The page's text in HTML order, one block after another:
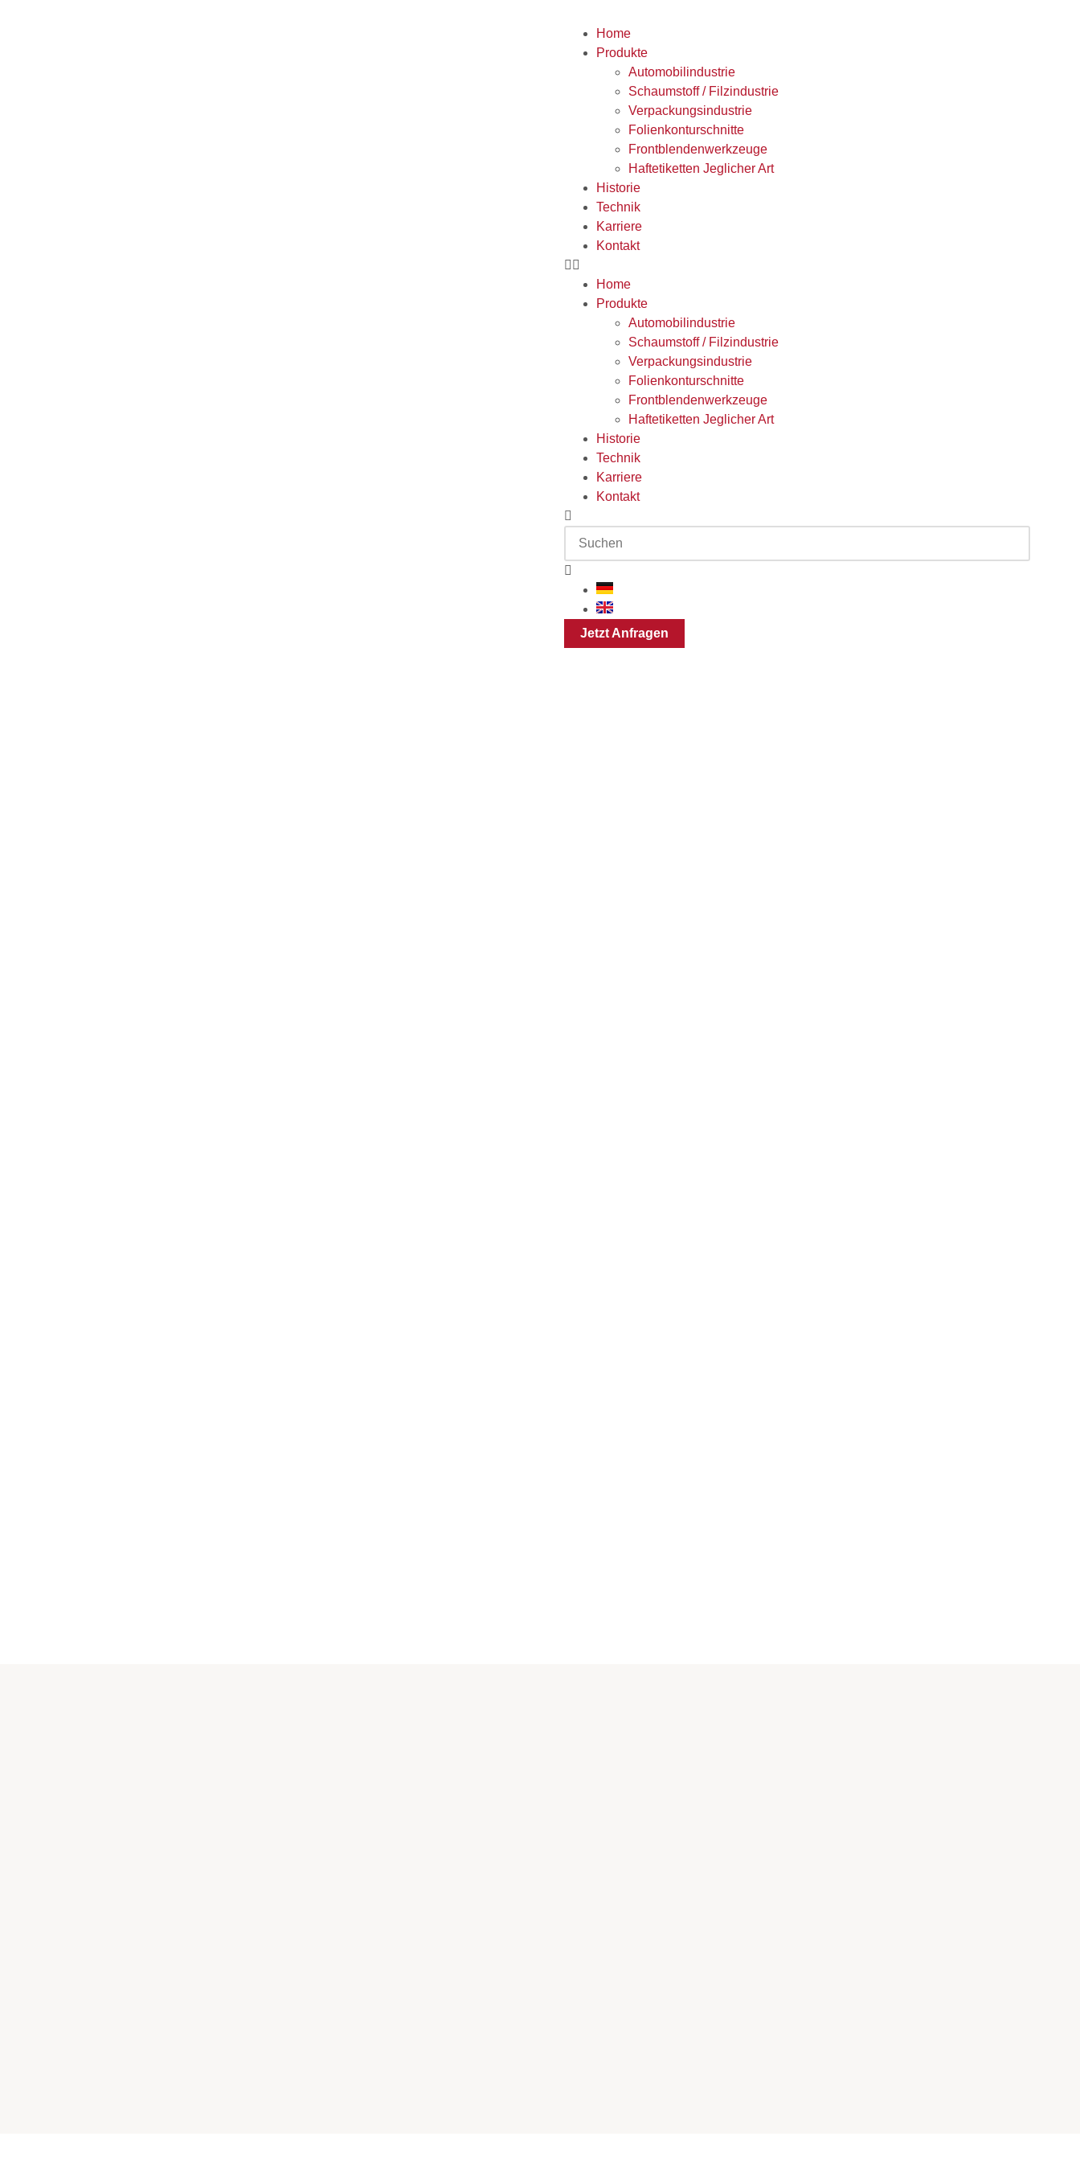
Home
Produkte
Automobilindustrie
Schaumstoff / Filzindustrie
Verpackungsindustrie
Folienkonturschnitte
Frontblendenwerkzeuge
Haftetiketten Jeglicher Art
Historie
Technik
Karriere
Kontakt
Home
Produkte
Automobilindustrie
Schaumstoff / Filzindustrie
Verpackungsindustrie
Folienkonturschnitte
Frontblendenwerkzeuge
Haftetiketten Jeglicher Art
Historie
Technik
Karriere
Kontakt
Jetzt Anfragen